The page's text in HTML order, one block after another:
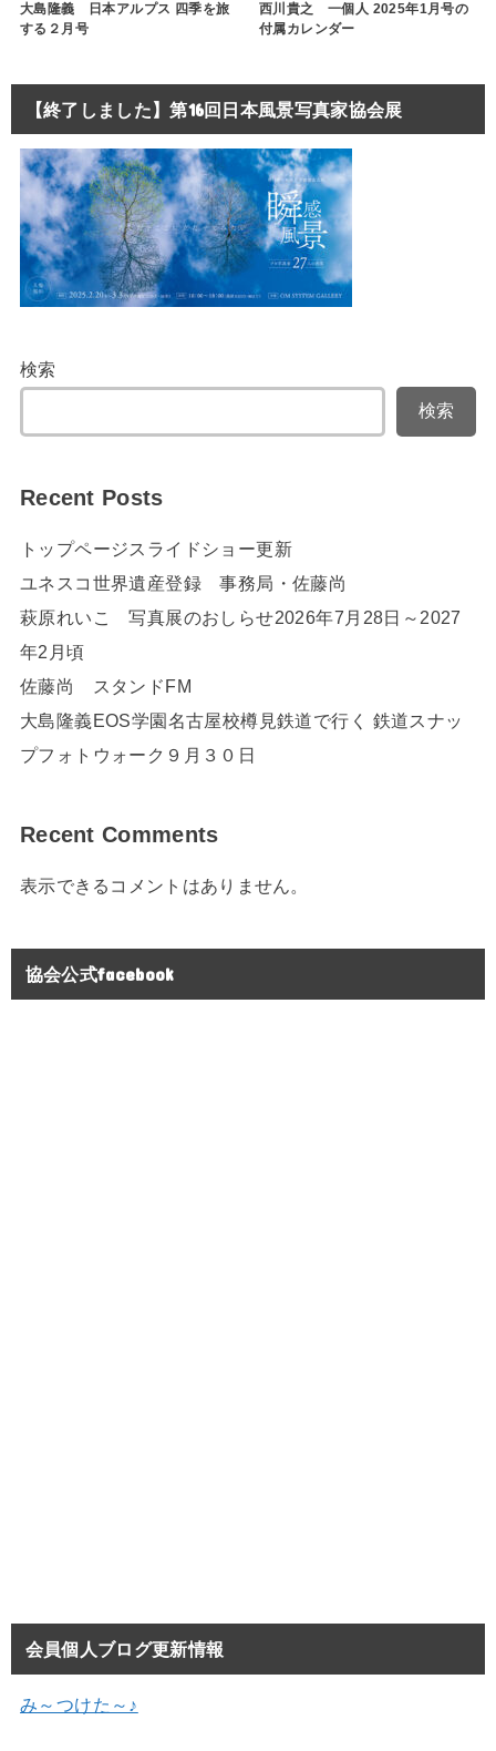
大島隆義 日本アルプス 四季を旅
する２月号
西川貴之 一個人 2025年1月号の
付属カレンダー
【終了しました】第16回日本風景写真家協会展
検索
検索
Recent Posts
トップページスライドショー更新
ユネスコ世界遺産登録 事務局・佐藤尚
萩原れいこ 写真展のおしらせ2026年7月28日～2027
年2月頃
佐藤尚 スタンドFM
大島隆義EOS学園名古屋校樽見鉄道で行く 鉄道スナッ
プフォトウォーク９月３０日
Recent Comments
表示できるコメントはありません。
協会公式facebook
会員個人ブログ更新情報
み～つけた～♪